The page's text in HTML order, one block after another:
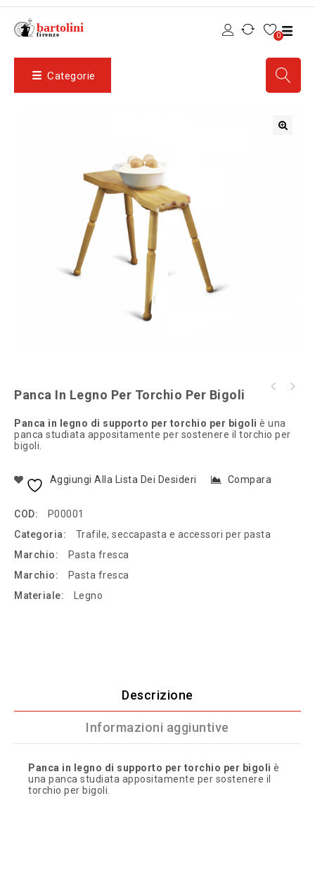
0
Categorie
Panca In Legno Per Torchio Per Bigoli
Panca in legno di supporto per torchio per bigoli è una
panca studiata appositamente per sostenere il torchio per
bigoli.
Aggiungi Alla Lista Dei Desideri Compara
COD:
P00001
Categoria:
Trafile, seccapasta e accessori per pasta
Marchio:
Pasta fresca
Marchio:
Pasta fresca
Materiale:
Legno
Descrizione
Informazioni aggiuntive
Panca in legno di supporto per torchio per bigoliè
una panca studiata appositamente per sostenere il
torchio per bigoli.